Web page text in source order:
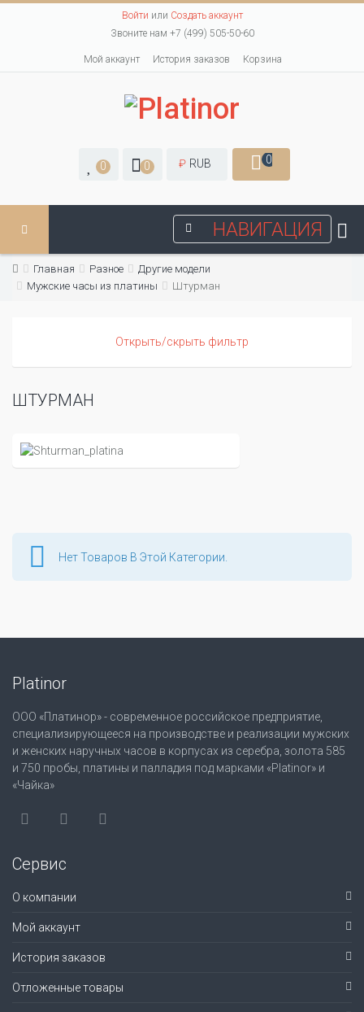
Войти или Создать аккаунт
Звоните нам +7 (499) 505-50-60
Мой аккаунт История заказов Корзина
0 0 ₽ RUB 0
НАВИГАЦИЯ
Главная Разное
Другие модели
Мужские часы из платины
Штурман
Открыть/скрыть фильтр
ШТУРМАН
Нет Товаров В Этой Категории.
Platinor
ООО «Платинор» - современное российское предприятие,
специализирующееся на производстве и реализации мужских
и женских наручных часов в корпусах из серебра, золота 585
и 750 пробы, платины и палладия под марками «Platinor» и
«Чайка»
Сервис
О компании
Мой аккаунт
История заказов
Отложенные товары